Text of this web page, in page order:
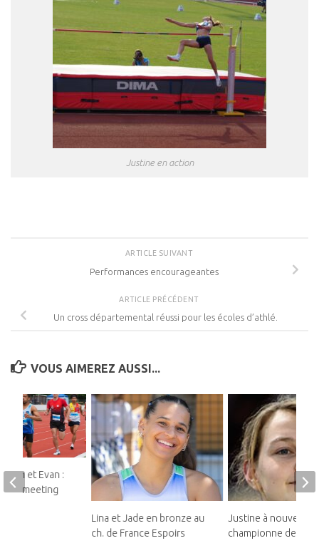
Justine en action
ARTICLE SUIVANT
Performances encourageantes
ARTICLE PRÉCÉDENT
Un cross départemental réussi pour les écoles d’athlé.
VOUS AIMEREZ AUSSI...
Lina et Jade en bronze au
ch. de France Espoirs
Justine à nouveau
championne de
et Evan :
au meeting